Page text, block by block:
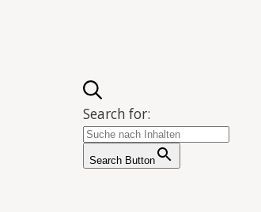
Search for:
Search Button